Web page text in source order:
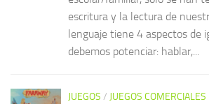
escritura y la lectura de
lenguaje tiene 4 aspectos de
debemos potenciar: hablar,...
JUEGOS / JUEGOS COMERCIALES